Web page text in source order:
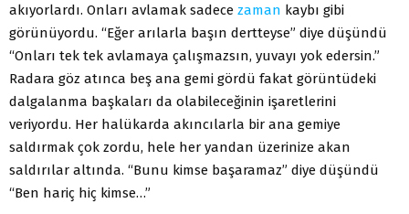
akıyorlardı. Onları avlamak sadece zaman kaybı gibi
görünüyordu. “Eğer arılarla başın dertteyse” diye düşündü
“Onları tek tek avlamaya çalışmazsın, yuvayı yok edersin.”
Radara göz atınca beş ana gemi gördü fakat görüntüdeki
dalgalanma başkaları da olabileceğinin işaretlerini
veriyordu. Her halükarda akıncılarla bir ana gemiye
saldırmak çok zordu, hele her yandan üzerinize akan
saldırılar altında. “Bunu kimse başaramaz” diye düşündü
“Ben hariç hiç kimse…”